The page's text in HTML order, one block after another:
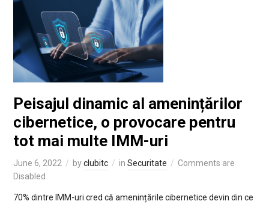
Peisajul dinamic al amenințărilor
cibernetice, o provocare pentru
tot mai multe IMM-uri
June 6, 2022 byclubitc in Securitate
Comments are
Disabled
70% dintre IMM-uri cred că amenințările cibernetice devin din ce